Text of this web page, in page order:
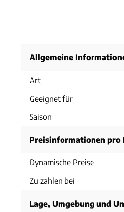
Allgemeine
Art
Geeignet für
Saison
Preisinformationen pro
Dynamische Preise
Zu zahlen bei
Lage, Umgebung und